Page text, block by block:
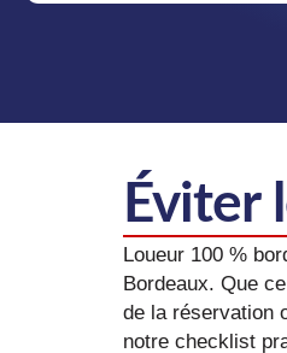
Éviter
Loueur 100 %
Bordeaux. Que
de la réservation
notre checklist